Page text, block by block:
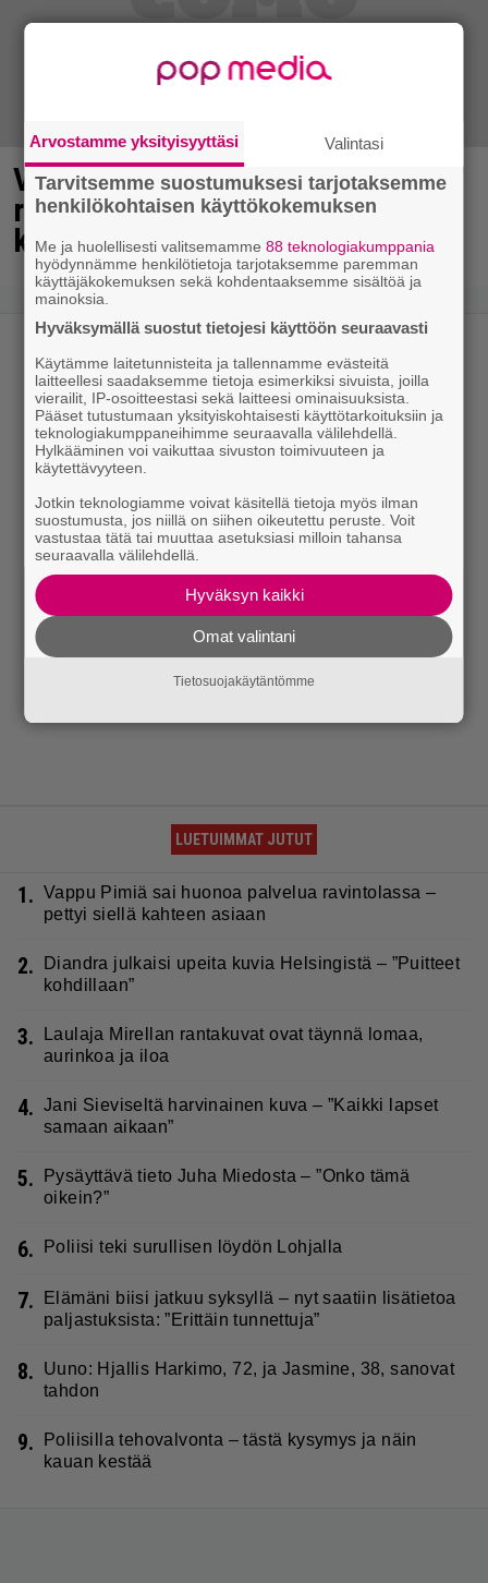
Vappu Pimiä sai huonoa palvelua
ravintolassa – pettyi siellä
kahteen asiaan
LUETUIMMAT JUTUT
1. Vappu Pimiä sai huonoa palvelua ravintolassa –
pettyi siellä kahteen asiaan
2.
Diandra julkaisi upeita kuvia Helsingistä – ”Puitteet
kohdillaan”
3.
Laulaja Mirellan rantakuvat ovat täynnä lomaa,
aurinkoa ja iloa
4. Jani Sieviseltä harvinainen kuva – ”Kaikki lapset
samaan aikaan”
5.
Pysäyttävä tieto Juha Miedosta – ”Onko tämä
oikein?”
6. Poliisi teki surullisen löydön Lohjalla
7.
Elämäni biisi jatkuu syksyllä – nyt saatiin lisätietoa
paljastuksista: ”Erittäin tunnettuja”
8.
Uuno: Hjallis Harkimo, 72, ja Jasmine, 38, sanovat
tahdon
9.
Poliisilla tehovalvonta – tästä kysymys ja näin
kauan kestää
Arvostamme yksityisyyttäsi Valintasi
Tarvitsemme suostumuksesi tarjotaksemme
henkilökohtaisen käyttökokemuksen
Me ja huolellisesti valitsemamme88 teknologiakumppania
hyödynnämme henkilötietoja tarjotaksemme paremman
käyttäjäkokemuksen sekä kohdentaaksemme sisältöä ja
mainoksia.
Hyväksymällä suostut tietojesi käyttöön seuraavasti
Käytämme laitetunnisteita ja tallennamme evästeitä
laitteellesi saadaksemme tietoja esimerkiksi sivuista, joilla
vierailit, IP-osoitteestasi sekä laitteesi ominaisuuksista.
Pääset tutustumaan yksityiskohtaisesti käyttötarkoituksiin ja
teknologiakumppaneihimme seuraavalla välilehdellä.
Hylkääminen voi vaikuttaa sivuston toimivuuteen ja
käytettävyyteen.
Jotkin teknologiamme voivat käsitellä tietoja myös ilman
suostumusta, jos niillä on siihen oikeutettu peruste. Voit
vastustaa tätä tai muuttaa asetuksiasi milloin tahansa
seuraavalla välilehdellä.
Hyväksyn kaikki
Omat valintani
Tietosuojakäytäntömme